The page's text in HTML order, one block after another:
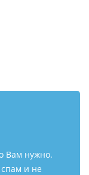
Вам нужно.
и не